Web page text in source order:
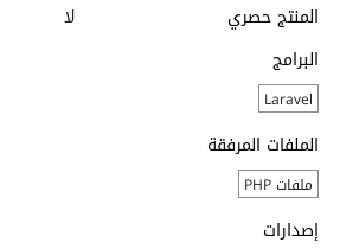
المنتج حصري
لا
البرامج
Laravel
الملفات المرفقة
ملفات PHP
إصدارات